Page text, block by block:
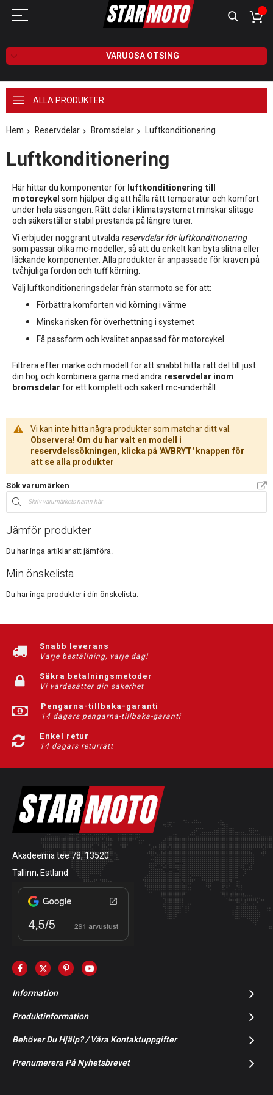
VARUOSA OTSING
ALLA PRODUKTER
Hem Reservdelar Bromsdelar Luftkonditionering
Luftkonditionering
Här hittar du komponenter förluftkonditionering till
motorcykelsom hjälper dig att hålla rätt temperatur och komfort
under hela säsongen. Rätt delar i klimatsystemet minskar slitage
och säkerställer stabil prestanda på längre turer.
Vi erbjuder noggrant utvaldareservdelar för luftkonditionering
som passar olika mc-modeller, så att du enkelt kan byta slitna eller
läckande komponenter. Alla produkter är anpassade för kraven på
tvåhjuliga fordon och tuff körning.
Välj luftkonditioneringsdelar från starmoto.se för att:
Förbättra komforten vid körning i värme
Minska risken för överhettning i systemet
Få passform och kvalitet anpassad för motorcykel
Filtrera efter märke och modell för att snabbt hitta rätt del till just
din hoj, och kombinera gärna med andrareservdelar inom
bromsdelarför ett komplett och säkert mc-underhåll.
Vi kan inte hitta några produkter som matchar ditt val.
Observera! Om du har valt en modell i
reservdelssökningen, klicka på 'AVBRYT' knappen för
att se alla produkter
Sök varumärken
Jämför produkter
Du har inga artiklar att jämföra.
Min önskelista
Du har inga produkter i din önskelista.
Snabb leverans
Varje beställning, varje dag!
Säkra betalningsmetoder
Vi värdesätter din säkerhet
Pengarna-tillbaka-garanti
14 dagars pengarna-tillbaka-garanti
Enkel retur
14 dagars returrätt
Akadeemia tee 78, 13520
Tallinn, Estland
Information
Produktinformation
Behöver Du Hjälp? / Våra Kontaktuppgifter
Prenumerera På Nyhetsbrevet